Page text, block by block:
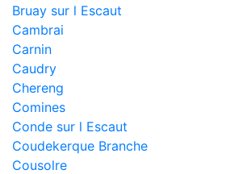
Bruay sur l Escaut
Cambrai
Carnin
Caudry
Chereng
Comines
Conde sur l Escaut
Coudekerque Branche
Cousolre